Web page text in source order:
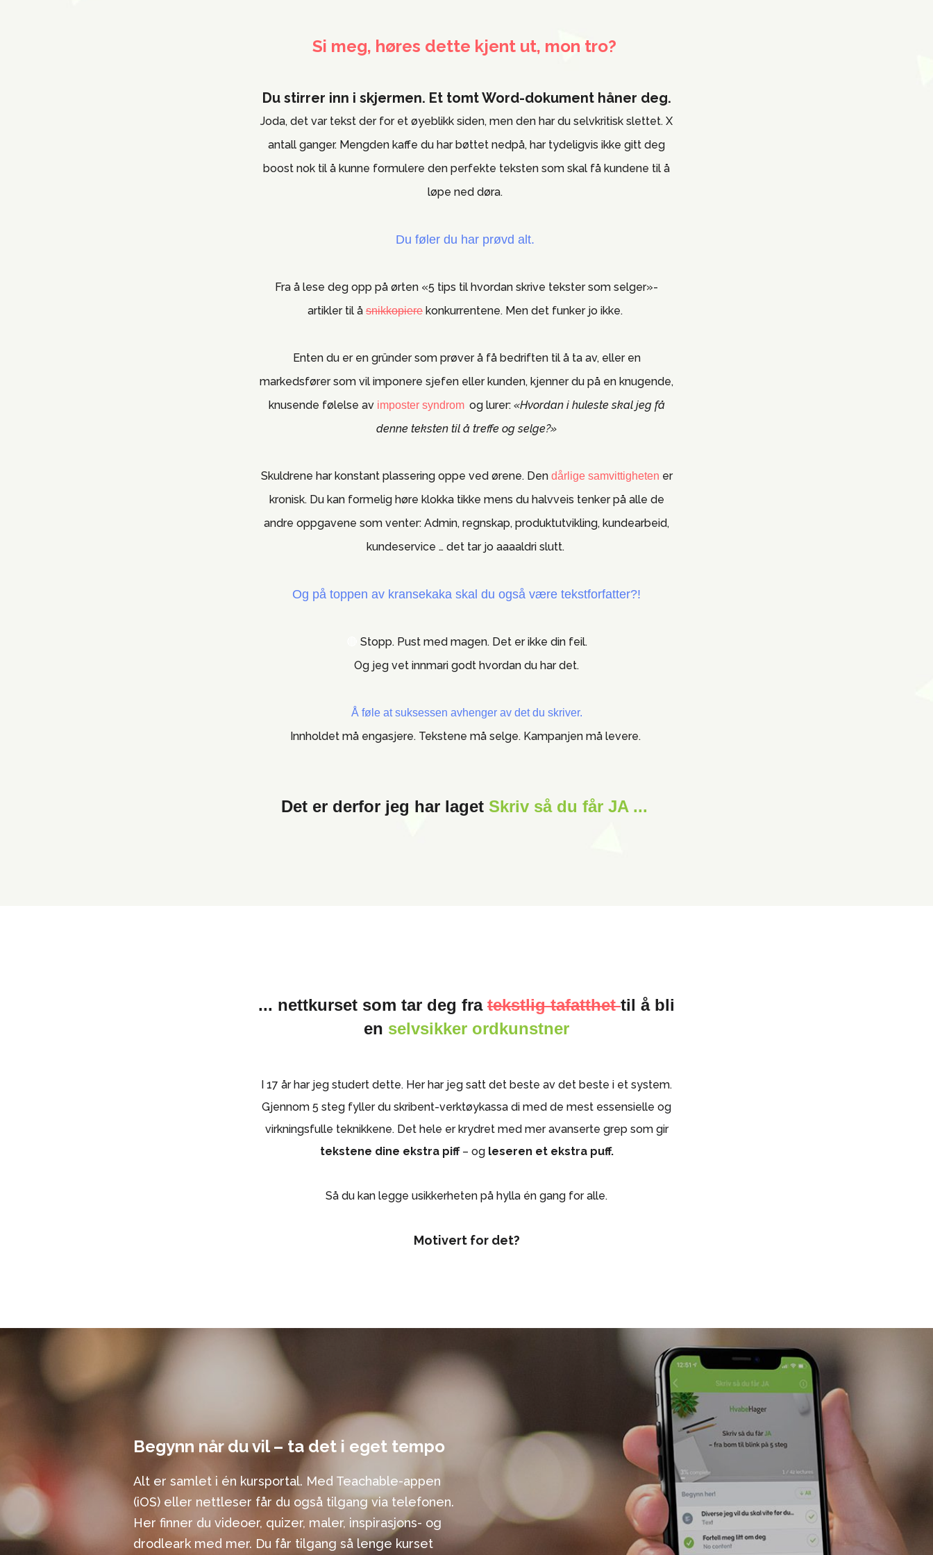
Si meg, høres dette kjent ut, mon tro?
Du stirrer inn i skjermen. Et tomt Word-dokument håner deg.
Joda, det var tekst der for et øyeblikk siden, men den har du selvkritisk slettet. X
antall ganger. Mengden kaffe du har bøttet nedpå, har tydeligvis ikke gitt deg
boost nok til å kunne formulere den perfekte teksten som skal få kundene til å
løpe ned døra.
Du føler du har prøvd alt.
Fra å lese deg opp på ørten «5 tips til hvordan skrive tekster som selger»-
artikler til å snikkopiere konkurrentene. Men det funker jo ikke.
Enten du er en gründer som prøver å få bedriften til å ta av, eller en
markedsfører som vil imponere sjefen eller kunden, kjenner du på en knugende,
knusende følelse av imposter syndrom, og lurer: «Hvordan i huleste skal jeg få
denne teksten til å treffe og selge?»
Skuldrene har konstant plassering oppe ved ørene. Den dårlige samvittigheten er
kronisk. Du kan formelig høre klokka tikke mens du halvveis tenker på alle de
andre oppgavene som venter: Admin, regnskap, produktutvikling, kundearbeid,
kundeservice … det tar jo aaaaldri slutt.
Og på toppen av kransekaka skal du også være tekstforfatter?!
Stopp. Pust med magen. Det er ikke din feil.
Og jeg vet innmari godt hvordan du har det.
Å føle at suksessen avhenger av det du skriver.
Innholdet må engasjere. Tekstene må selge. Kampanjen må levere.
Det er derfor jeg har laget Skriv så du får JA ...
... nettkurset som tar deg fra tekstlig tafatthettil å bli
en selvsikker ordkunstner
I 17 år har jeg studert dette. Her har jeg satt det beste av det beste i et system.
Gjennom 5 steg fyller du skribent-verktøykassa di med de mest essensielle og
virkningsfulle teknikkene. Det hele er krydret med mer avanserte grep som gir
tekstene dine ekstra piff – og leseren et ekstra puff.
Så du kan legge usikkerheten på hylla én gang for alle.
Motivert for det?
Begynn når du vil – ta det i eget tempo
Alt er samlet i én kursportal. Med Teachable-appen
(iOS) eller nettleser får du også tilgang via telefonen.
Her finner du videoer, quizer, maler, inspirasjons- og
drodleark med mer. Du får tilgang så lenge kurset